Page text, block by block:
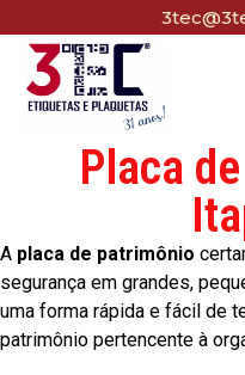
Placa
A placa de patrimônio
segurança em grandes,
uma forma rápida e fácil de
patrimônio pertencente à